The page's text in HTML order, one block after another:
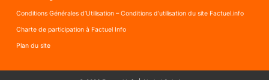
Conditions Générales d’Utilisation – Conditions d’utilisation du site Factuel.info
Charte de participation à Factuel Info
Plan du site